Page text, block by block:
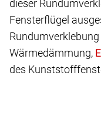
dieser
Fensterflügel
Wärmedämmung,
des